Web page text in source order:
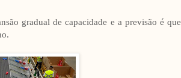
gradual de capacidade e a previsão é que